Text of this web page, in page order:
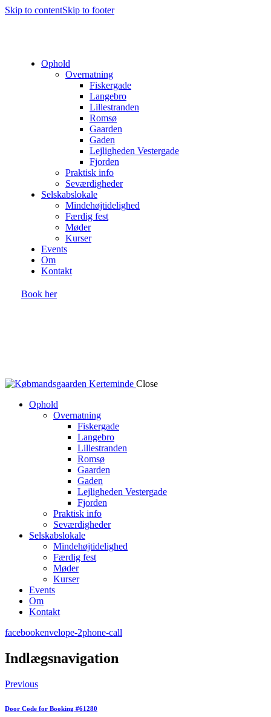
Skip to contentSkip to footer
Ophold
Overnatning
Fiskergade
Langebro
Lillestranden
Romsø
Gaarden
Gaden
Lejligheden Vestergade
Fjorden
Praktisk info
Seværdigheder
Selskabslokale
Mindehøjtidelighed
Færdig fest
Møder
Kurser
Events
Om
Kontakt
Book her
Close
Ophold
Overnatning
Fiskergade
Langebro
Lillestranden
Romsø
Gaarden
Gaden
Lejligheden Vestergade
Fjorden
Praktisk info
Seværdigheder
Selskabslokale
Mindehøjtidelighed
Færdig fest
Møder
Kurser
Events
Om
Kontakt
facebookenvelope-2phone-call
Indlægsnavigation
Previous
Door Code for Booking #61280